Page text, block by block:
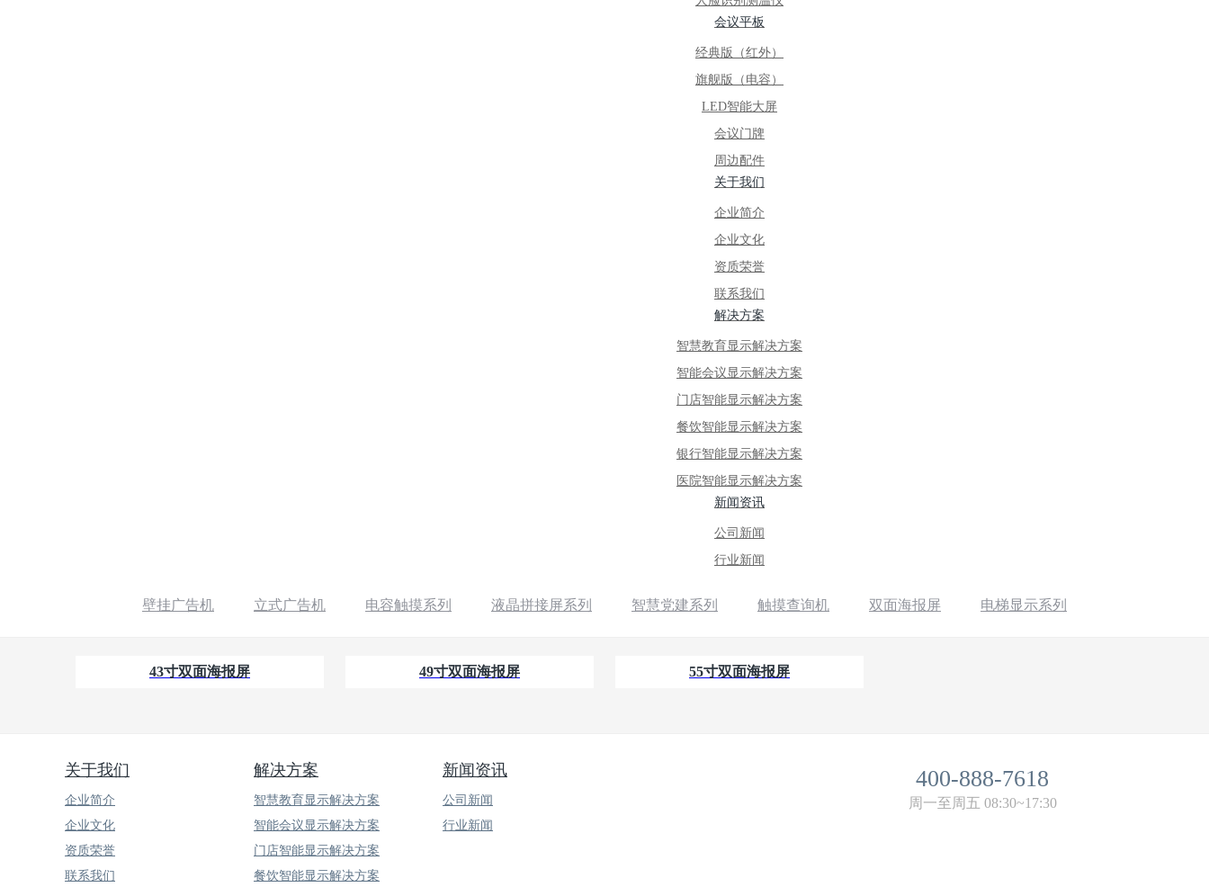
会议平板
经典版（红外）
旗舰版（电容）
LED智能大屏
会议门牌
周边配件
关于我们
企业简介
企业文化
资质荣誉
联系我们
解决方案
智慧教育显示解决方案
智能会议显示解决方案
门店智能显示解决方案
餐饮智能显示解决方案
银行智能显示解决方案
医院智能显示解决方案
新闻资讯
公司新闻
行业新闻
壁挂广告机 立式广告机 电容触摸系列 液晶拼接屏系列 智慧党建系列 触摸查询机 双面海报屏 电梯显示系列
43寸双面海报屏 49寸双面海报屏 55寸双面海报屏
关于我们
企业简介
企业文化
资质荣誉
联系我们
解决方案
智慧教育显示解决方案
智能会议显示解决方案
门店智能显示解决方案
餐饮智能显示解决方案
新闻资讯
公司新闻
行业新闻
400-888-7618
周一至周五 08:30~17:30